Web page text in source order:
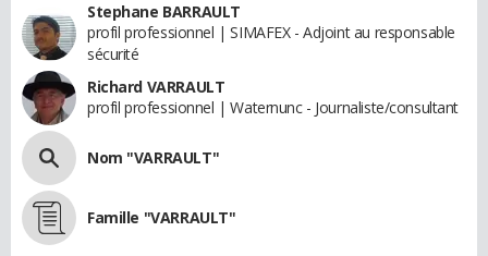
Stephane BARRAULT
profil professionnel | SIMAFEX - Adjoint au responsable
sécurité
Richard VARRAULT
profil professionnel | Waternunc - Journaliste/consultant
Nom "VARRAULT"
Famille "VARRAULT"